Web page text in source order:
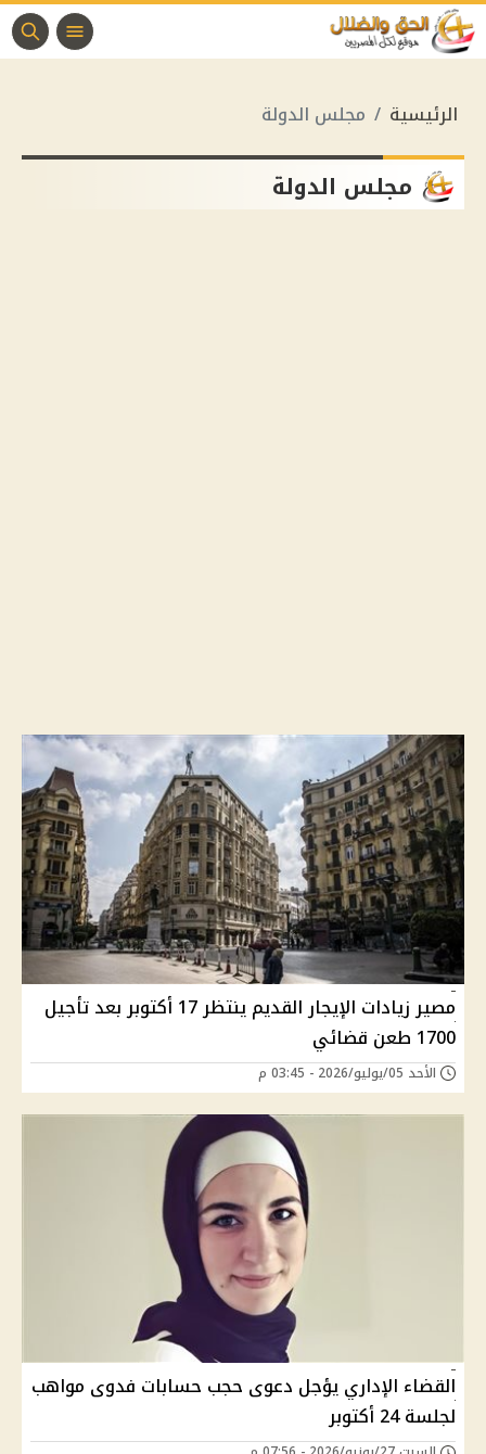
الرئيسية مجلس الدولة
مجلس الدولة
مصير زيادات الإيجار القديم ينتظر 17 أكتوبر بعد تأجيل
1700 طعن قضائي
الأحد 05/يوليو/2026 - 03:45 م
القضاء الإداري يؤجل دعوى حجب حسابات فدوى مواهب
لجلسة 24 أكتوبر